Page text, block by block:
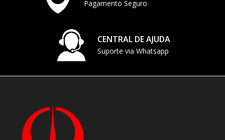
Pagamento Seguro
CENTRAL DE AJUDA
Suporte via Whatsapp